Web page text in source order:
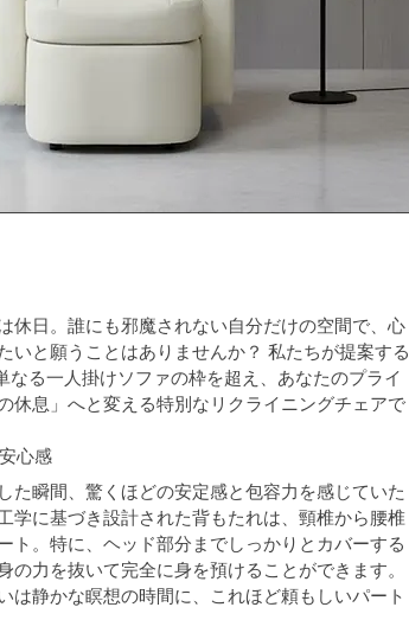
休日。誰にも邪魔されない自分だけの空間で、心
いと願うことはありませんか？ 私たちが提案する
なる一人掛けソファの枠を超え、あなたのプライ
休息」へと変える特別なリクライニングチェアで
心感
た瞬間、驚くほどの安定感と包容力を感じていた
学に基づき設計された背もたれは、頸椎から腰椎
ト。特に、ヘッド部分までしっかりとカバーする
の力を抜いて完全に身を預けることができます。
は静かな瞑想の時間に、これほど頼もしいパート